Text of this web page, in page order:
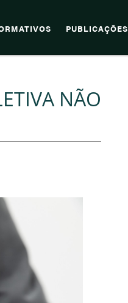
PUBLICAÇÕES
NÃO